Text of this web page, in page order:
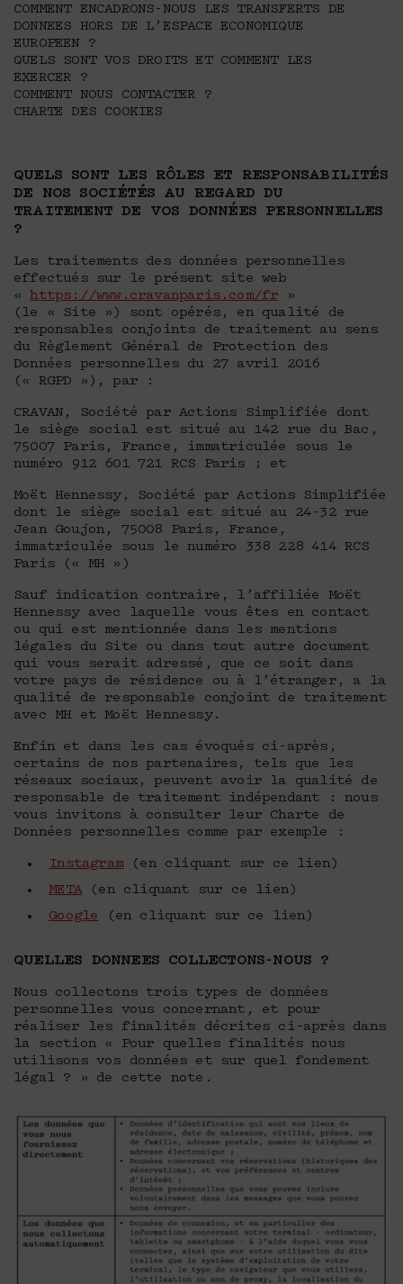
COMMENT ENCADRONS-NOUS LES TRANSFERTS DE
DONNEES HORS DE L’ESPACE ECONOMIQUE
EUROPEEN ?
QUELS SONT VOS DROITS ET COMMENT LES
EXERCER ?
COMMENT NOUS CONTACTER ?
CHARTE DES COOKIES
QUELS SONT LES RÔLES ET RESPONSABILITÉS
DE NOS SOCIÉTÉS AU REGARD DU
TRAITEMENT DE VOS DONNÉES PERSONNELLES
?
Les traitements des données personnelles
effectués sur le présent site web
«https://www.cravanparis.com/fr »
(le « Site ») sont opérés, en qualité de
responsables conjoints de traitement au sens
du Règlement Général de Protection des
Données personnelles du 27 avril 2016
(« RGPD »), par :
CRAVAN, Société par Actions Simplifiée dont
le siège social est situé au 142 rue du Bac,
75007 Paris, France, immatriculée sous le
numéro 912 601 721 RCS Paris ; et
Moët Hennessy, Société par Actions Simplifiée
dont le siège social est situé au 24-32 rue
Jean Goujon, 75008 Paris, France,
immatriculée sous le numéro 338 228 414 RCS
Paris (« MH »)
Sauf indication contraire, l’affiliée Moët
Hennessy avec laquelle vous êtes en contact
ou qui est mentionnée dans les mentions
légales du Site ou dans tout autre document
qui vous serait adressé, que ce soit dans
votre pays de résidence ou à l’étranger, a la
qualité de responsable conjoint de traitement
avec MH et Moët Hennessy.
Enfin et dans les cas évoqués ci-après,
certains de nos partenaires, tels que les
réseaux sociaux, peuvent avoir la qualité de
responsable de traitement indépendant : nous
vous invitons à consulter leur Charte de
Données personnelles comme par exemple :
Instagram(en cliquant sur ce lien)
META(en cliquant sur ce lien)
Google (en cliquant sur ce lien)
QUELLES DONNEES COLLECTONS-NOUS ?
Nous collectons trois types de données
personnelles vous concernant, et pour
réaliser les finalités décrites ci-après dans
la section « Pour quelles finalités nous
utilisons vos données et sur quel fondement
légal ? » de cette note.